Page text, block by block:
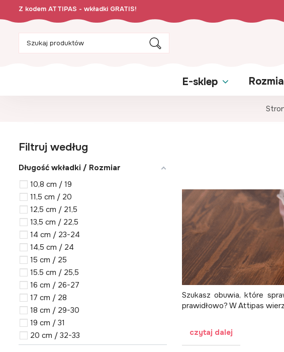
Z kodem ATTIPAS - wkładki GRATIS!
E-sklep
Szukasz obuwia, które
prawidłowo? W Attipas
czytaj dalej
Filtruj według
Długość wkładki / Rozmiar
10,8 cm / 19
11,5 cm / 20
12,5 cm / 21,5
13,5 cm / 22,5
14 cm / 23-24
14,5 cm / 24
15 cm / 25
15.5 cm / 25,5
16 cm / 26-27
17 cm / 28
18 cm / 29-30
19 cm / 31
20 cm / 32-33